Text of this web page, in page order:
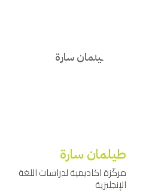
طيلمان سارة
مركّزة اكاديمية لدراسات اللغة
الإنجليزية